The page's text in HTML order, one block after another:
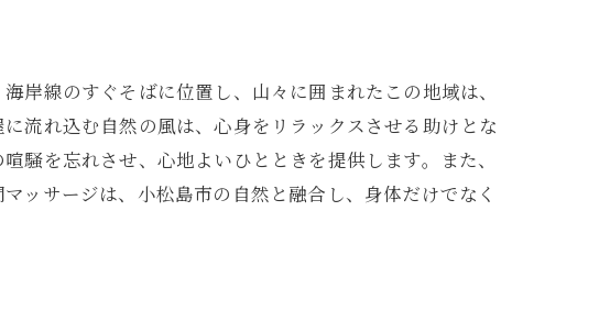
時間
特長
る理由
岸線のすぐそばに位置し、山々に囲まれたこの地域は、
流れ込む自然の風は、心身をリラックスさせる助けとな
騒を忘れさせ、心地よいひとときを提供します。また、
ッサージは、小松島市の自然と融合し、身体だけでなく